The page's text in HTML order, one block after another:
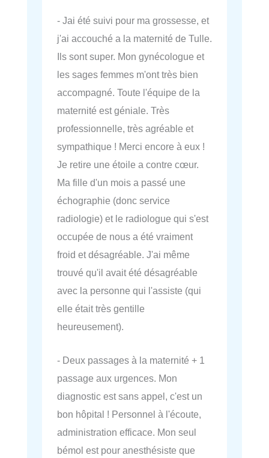
- Jai été suivi pour ma grossesse, et
j'ai accouché a la maternité de Tulle.
Ils sont super. Mon gynécologue et
les sages femmes m'ont très bien
accompagné. Toute l'équipe de la
maternité est géniale. Très
professionnelle, très agréable et
sympathique ! Merci encore à eux !
Je retire une étoile a contre cœur.
Ma fille d'un mois a passé une
échographie (donc service
radiologie) et le radiologue qui s'est
occupée de nous a été vraiment
froid et désagréable. J'ai même
trouvé qu'il avait été désagréable
avec la personne qui l'assiste (qui
elle était très gentille
heureusement).
- Deux passages à la maternité + 1
passage aux urgences. Mon
diagnostic est sans appel, c'est un
bon hôpital ! Personnel à l'écoute,
administration efficace. Mon seul
bémol est pour anesthésiste que